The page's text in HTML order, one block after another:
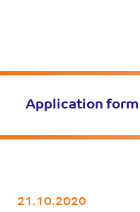
Application forms
21.10.2020